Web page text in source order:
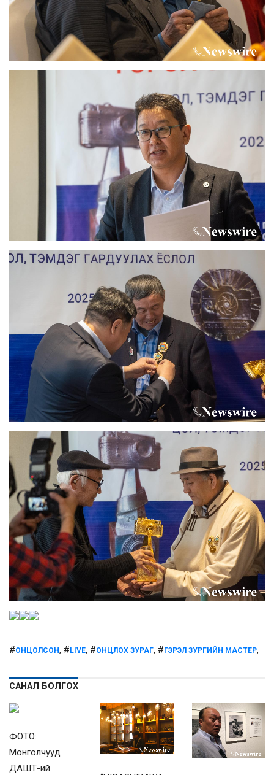
#ОНЦОЛСОН, # LIVE, #ОНЦЛОХ ЗУРАГ, # ГЭРЭЛ ЗУРГИЙН МАСТЕР,
САНАЛ БОЛГОХ
ФОТО:
Монголчууд
ДАШТ-ий